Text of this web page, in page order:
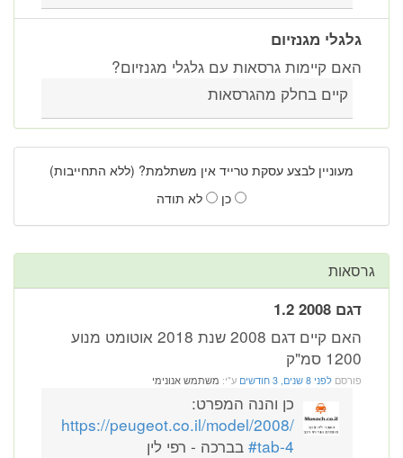
גלגלי מגנזיום
האם קיימות גרסאות עם גלגלי מגנזיום?
קיים בחלק מהגרסאות
מעוניין לבצע עסקת טרייד אין משתלמת? (ללא התחייבות)
כן
לא תודה
גרסאות
דגם 2008 1.2
האם קיים דגם 2008 שנת 2018 אוטומט מנוע
1200 סמ"ק
פורסם לפני 8 שנים, 3 חודשים ע"י: משתמש אנונימי
כן והנה המפרט:
https://peugeot.co.il/model/2008/
#tab-4 בברכה - רפי לין